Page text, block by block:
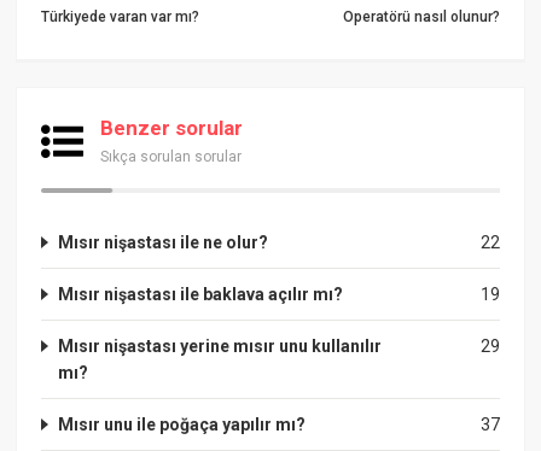
Türkiyede varan var mı? Operatörü nasıl olunur?
Benzer sorular
Sıkça sorulan sorular
22
Mısır nişastası ile ne olur?
19
Mısır nişastası ile baklava açılır mı?
29
Mısır nişastası yerine mısır unu kullanılır
mı?
37
Mısır unu ile poğaça yapılır mı?